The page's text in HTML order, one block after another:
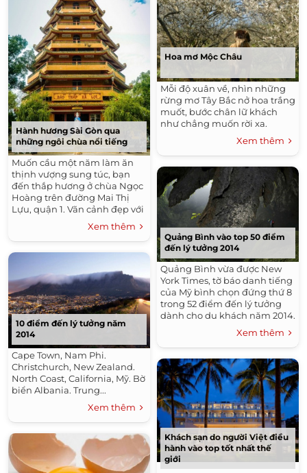
Hành hương Sài Gòn qua
những ngôi chùa nổi tiếng
Muốn cầu một năm làm ăn
thịnh vượng sung túc, bạn
đến thắp hương ở chùa Ngọc
Hoàng trên đường Mai Thị
Lựu, quận 1. Vãn cảnh đẹp với
mong muốn bình an, bạn
đến chùa Vĩnh Nghiêm, Việt
Nam Quốc tự...
Xem thêm
10 điểm đến lý tưởng năm
2014
Cape Town, Nam Phi.
Christchurch, New Zealand.
North Coast, California, Mỹ. Bờ
biển Albania. Trung...
Xem thêm
Hoa mơ Mộc Châu
Mỗi độ xuân về, nhìn những
rừng mơ Tây Bắc nở hoa trắng
muốt, bước chân lữ khách
như chẳng muốn rời xa.
Xem thêm
Quảng Bình vào top 50 điểm
đến lý tưởng 2014
Quảng Bình vừa được New
York Times, tờ báo danh tiếng
của Mỹ bình chọn đứng thứ 8
trong 52 điểm đến lý tưởng
dành cho du khách năm 2014.
Xem thêm
Khách sạn do người Việt điều
hành vào top tốt nhất thế
giới